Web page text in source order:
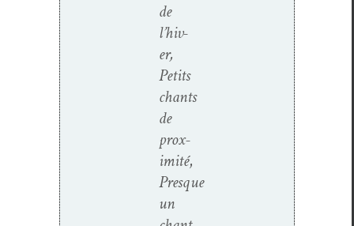
de
l’hiv­
er,
Petits
chants
de
prox­
im­ité,
Presque
un